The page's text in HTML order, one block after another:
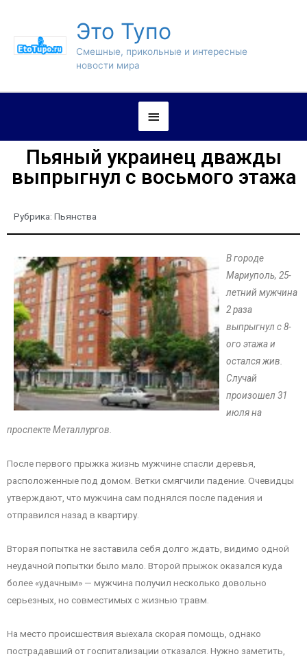
Это Тупо
Смешные, прикольные и интересные
новости мира
Пьяный украинец дважды
выпрыгнул с восьмого этажа
Рубрика: Пьянства
В городе
Мариуполь, 25-
летний мужчина
2 раза
выпрыгнул с 8-
ого этажа и
остался жив.
Случай
произошел 31
июля на
проспекте Металлургов.
После первого прыжка жизнь мужчине спасли деревья,
расположенные под домом. Ветки смягчили падение. Очевидцы
утверждают, что мужчина сам поднялся после падения и
отправился назад в квартиру.
Вторая попытка не заставила себя долго ждать, видимо одной
неудачной попытки было мало. Второй прыжок оказался куда
более «удачным» — мужчина получил несколько довольно
серьезных, но совместимых с жизнью травм.
На место происшествия выехала скорая помощь, однако
пострадавший от госпитализации отказался. Нужно заметить,